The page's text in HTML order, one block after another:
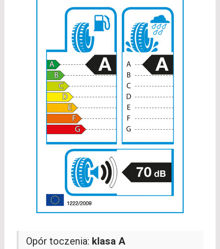
Opór toczenia: klasa A